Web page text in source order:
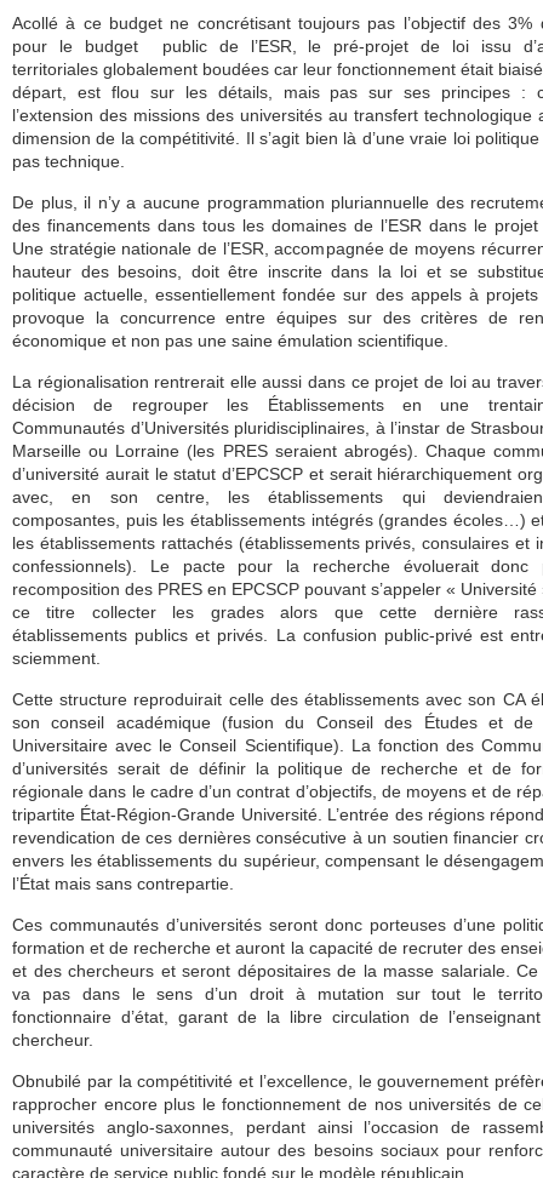
Acollé à ce budget ne concrétisant toujours pas l’objectif des 3%
pour le budget public de l’ESR, le pré-projet de loi issu
territoriales globalement boudées car leur fonctionnement était
départ, est flou sur les détails, mais pas sur ses principes :
l’extension des missions des universités au transfert technologique
dimension de la compétitivité. Il s’agit bien là d’une vraie loi
pas technique.
De plus, il n’y a aucune programmation pluriannuelle des
des financements dans tous les domaines de l’ESR dans le
Une stratégie nationale de l’ESR, accompagnée de moyens
hauteur des besoins, doit être inscrite dans la loi et se
politique actuelle, essentiellement fondée sur des appels à
provoque la concurrence entre équipes sur des critères de
économique et non pas une saine émulation scientifique.
La régionalisation rentrerait elle aussi dans ce projet de loi au
décision de regrouper les Établissements en une
Communautés d’Universités pluridisciplinaires, à l’instar de
Marseille ou Lorraine (les PRES seraient abrogés). Chaque
d’université aurait le statut d’EPCSCP et serait hiérarchiquement
avec, en son centre, les établissements qui
composantes, puis les établissements intégrés (grandes écoles…)
les établissements rattachés (établissements privés, consulaires et
confessionnels). Le pacte pour la recherche évoluerait donc
recomposition des PRES en EPCSCP pouvant s’appeler « Université
ce titre collecter les grades alors que cette dernière
établissements publics et privés. La confusion public-privé est
sciemment.
Cette structure reproduirait celle des établissements avec son CA
son conseil académique (fusion du Conseil des Études et
Universitaire avec le Conseil Scientifique). La fonction des
d’universités serait de définir la politique de recherche et de
régionale dans le cadre d’un contrat d’objectifs, de moyens et de
tripartite État-Région-Grande Université. L’entrée des régions
revendication de ces dernières consécutive à un soutien financier
envers les établissements du supérieur, compensant le
l’État mais sans contrepartie.
Ces communautés d’universités seront donc porteuses d’une
formation et de recherche et auront la capacité de recruter des
et des chercheurs et seront dépositaires de la masse salariale.
va pas dans le sens d’un droit à mutation sur tout le
fonctionnaire d’état, garant de la libre circulation de
chercheur.
Obnubilé par la compétitivité et l’excellence, le gouvernement
rapprocher encore plus le fonctionnement de nos universités de
universités anglo-saxonnes, perdant ainsi l’occasion de
communauté universitaire autour des besoins sociaux pour
caractère de service public fondé sur le modèle républicain.